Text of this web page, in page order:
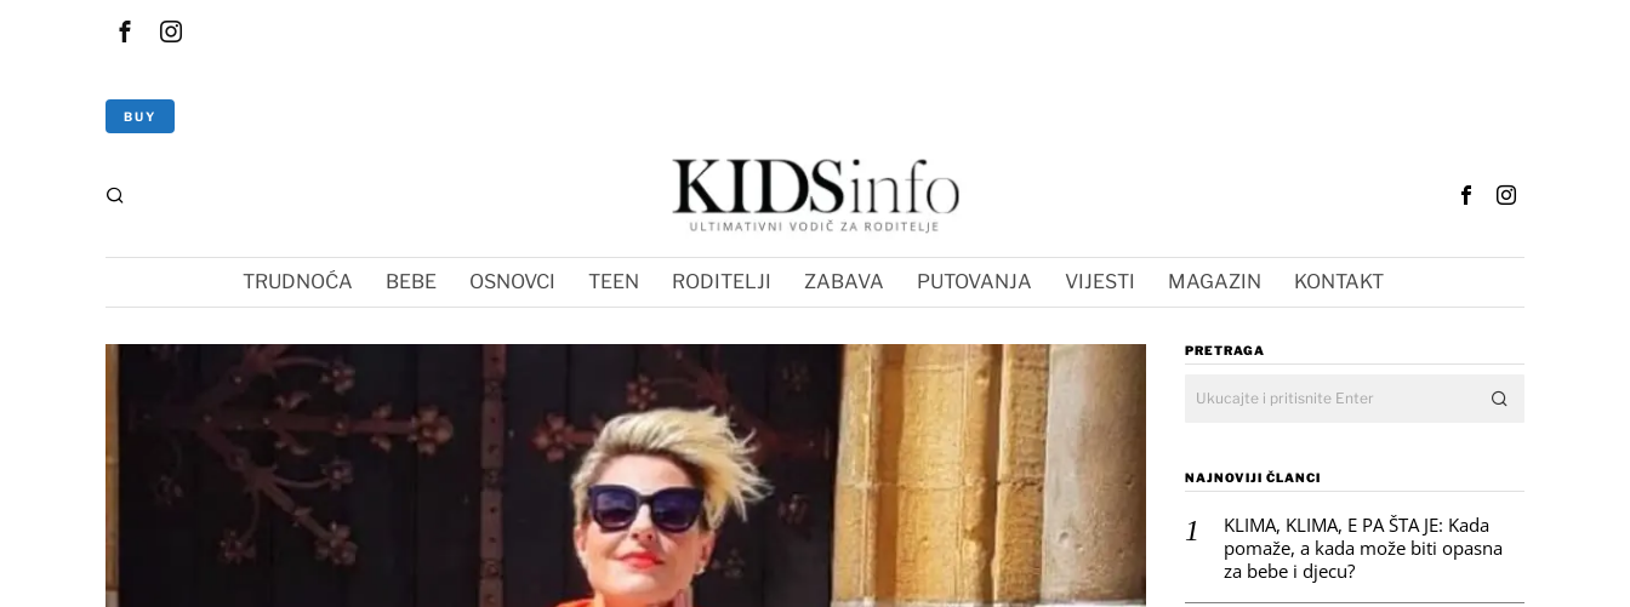
BUY
TRUDNOĆA BEBE OSNOVCI TEEN RODITELJI ZABAVA PUTOVANJA VIJESTI MAGAZIN KONTAKT
PRETRAGA
NAJNOVIJI ČLANCI
KLIMA, KLIMA, E PA ŠTA JE: Kada
pomaže, a kada može biti opasna
za bebe i djecu?